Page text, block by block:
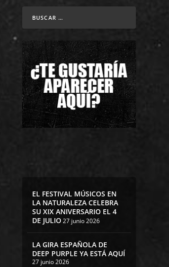
EL FESTIVAL MÚSICOS EN
LA NATURALEZA CELEBRA
SU XIX ANIVERSARIO EL 4
DE JULIO27 junio 2026
LA GIRA ESPAÑOLA DE
DEEP PURPLE YA ESTÁ AQUÍ
27 junio 2026